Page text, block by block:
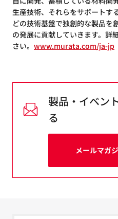
生産技術、それらをサポートす
どの技術基盤で独創的な製品を
の発展に貢献していきます。詳
さい。 www.murata.com/ja-jp
製品・イベン
る
メールマガ